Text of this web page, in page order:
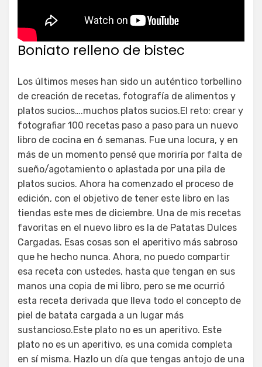
Boniato relleno de bistec
Los últimos meses han sido un auténtico torbellino
de creación de recetas, fotografía de alimentos y
platos sucios….muchos platos sucios.El reto: crear y
fotografiar 100 recetas paso a paso para un nuevo
libro de cocina en 6 semanas. Fue una locura, y en
más de un momento pensé que moriría por falta de
sueño/agotamiento o aplastada por una pila de
platos sucios. Ahora ha comenzado el proceso de
edición, con el objetivo de tener este libro en las
tiendas este mes de diciembre. Una de mis recetas
favoritas en el nuevo libro es la de Patatas Dulces
Cargadas. Esas cosas son el aperitivo más sabroso
que he hecho nunca. Ahora, no puedo compartir
esa receta con ustedes, hasta que tengan en sus
manos una copia de mi libro, pero se me ocurrió
esta receta derivada que lleva todo el concepto de
piel de batata cargada a un lugar más
sustancioso.Este plato no es un aperitivo. Este
plato no es un aperitivo, es una comida completa
en sí misma. Hazlo un día que tengas antojo de una